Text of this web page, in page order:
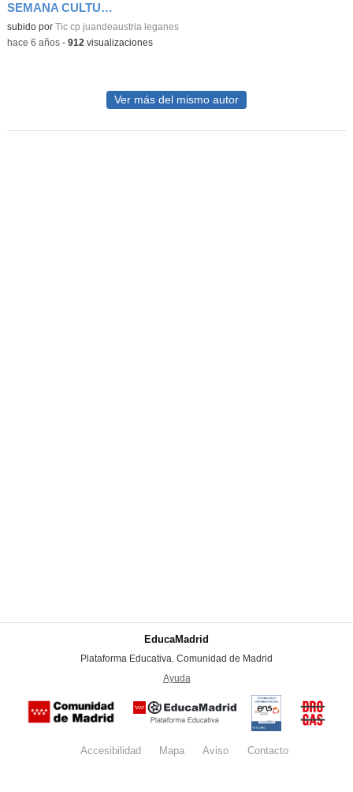
SEMANA CULTURAL DE LOS CUENTOS 48
subido por Tic cp juandeaustria leganes
-hace 6 años- 912 visualizaciones
Ver más del mismo autor
EducaMadrid
Plataforma Educativa. Comunidad de Madrid
Ayuda
Certificación
conformidad
con el
Nacional de
Seguridad
del
Accesibilidad Mapa Aviso legalContacto